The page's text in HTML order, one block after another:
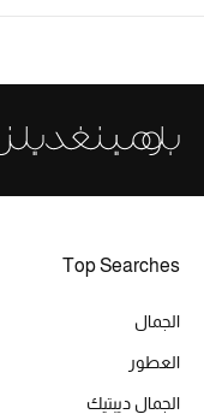
الملابس الرياضية النسائية
Top Searches
الجمال
العطور
الجمال ديبتيك